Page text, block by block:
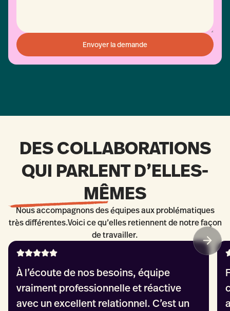
DES COLLABORATIONS
QUI PARLENT D’ELLES-
MÊMES
Nous accompagnons des équipes aux problématiques
très différentes.Voici ce qu’elles retiennent de notre façon
de travailler.
À l’écoute de nos besoins, équipe
vraiment professionnelle et réactive
avec un excellent relationnel. C’est un